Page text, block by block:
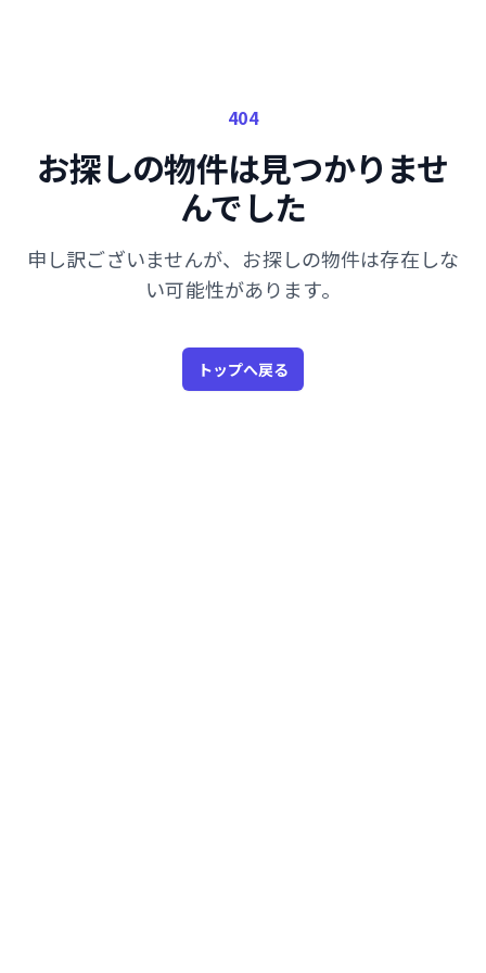
404
お探しの物件は見つかりませ
んでした
申し訳ございませんが、お探しの物件は存在しな
い可能性があります。
トップへ戻る